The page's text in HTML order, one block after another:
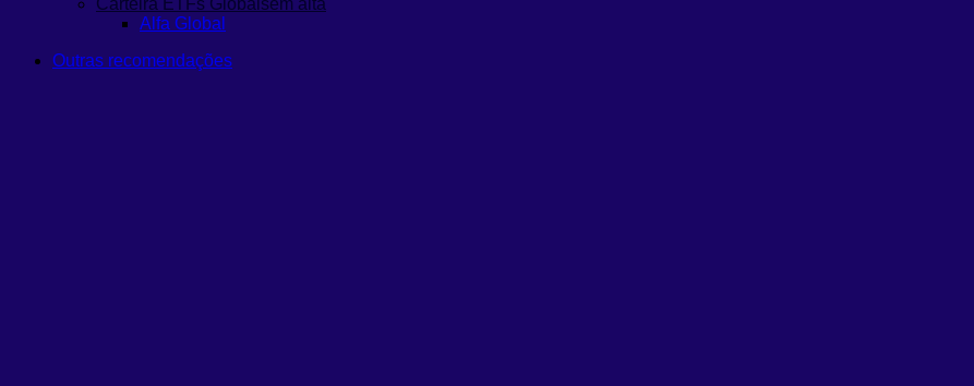
Carteira ETFs Globaisem alta
Alfa Global
Outras recomendações